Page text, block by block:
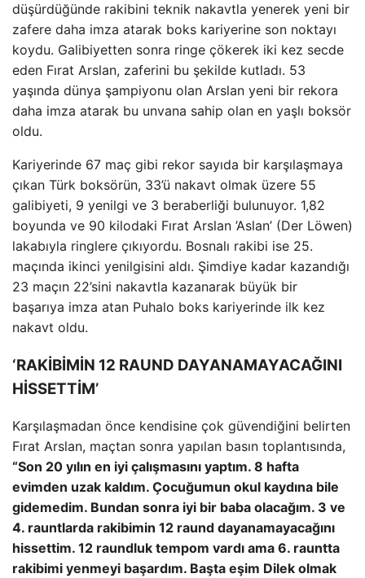
düşürdüğünde rakibini teknik nakavtla yenerek yeni bir
zafere daha imza atarak boks kariyerine son noktayı
koydu. Galibiyetten sonra ringe çökerek iki kez secde
eden Fırat Arslan, zaferini bu şekilde kutladı. 53
yaşında dünya şampiyonu olan Arslan yeni bir rekora
daha imza atarak bu unvana sahip olan en yaşlı boksör
oldu.
Kariyerinde 67 maç gibi rekor sayıda bir karşılaşmaya
çıkan Türk boksörün, 33’ü nakavt olmak üzere 55
galibiyeti, 9 yenilgi ve 3 beraberliği bulunuyor. 1,82
boyunda ve 90 kilodaki Fırat Arslan ’Aslan’ (Der Löwen)
lakabıyla ringlere çıkıyordu. Bosnalı rakibi ise 25.
maçında ikinci yenilgisini aldı. Şimdiye kadar kazandığı
23 maçın 22’sini nakavtla kazanarak büyük bir
başarıya imza atan Puhalo boks kariyerinde ilk kez
nakavt oldu.
‘RAKİBİMİN 12 RAUND DAYANAMAYACAĞINI
HİSSETTİM’
Karşılaşmadan önce kendisine çok güvendiğini belirten
Fırat Arslan, maçtan sonra yapılan basın toplantısında,
“Son 20 yılın en iyi çalışmasını yaptım. 8 hafta
evimden uzak kaldım. Çocuğumun okul kaydına bile
gidemedim. Bundan sonra iyi bir baba olacağım. 3 ve
4. rauntlarda rakibimin 12 raund dayanamayacağını
hissettim. 12 raundluk tempom vardı ama 6. rauntta
rakibimi yenmeyi başardım. Başta eşim Dilek olmak